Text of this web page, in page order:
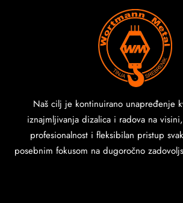
Naš cilj je kontinuirano unapređenje
iznajmljivanja dizalica i radova na
profesionalnost i fleksibilan pristup
posebnim fokusom na dugoročno